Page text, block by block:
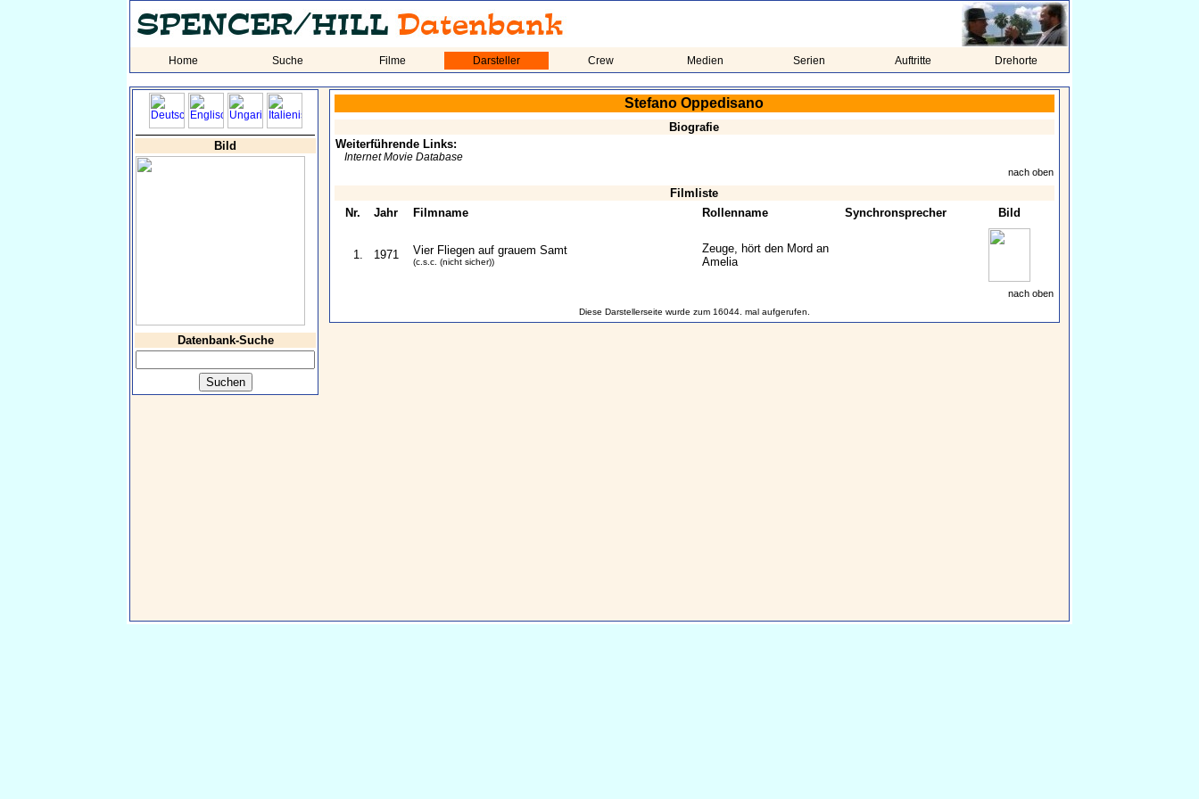
Home Suche Filme Darsteller Crew Medien Serien Auftritte Drehorte
Bild
Datenbank-Suche
Stefano Oppedisano
Biografie
Weiterführende Links:
Internet Movie Database
nach oben
Filmliste
Nr.
Jahr Filmname Rollenname Synchronsprecher Bild
1. 1971 Vier Fliegen auf grauem Samt
(c.s.c. (nicht sicher))
Zeuge, hört den Mord an
Amelia
nach oben
Diese Darstellerseite wurde zum 16044. mal aufgerufen.